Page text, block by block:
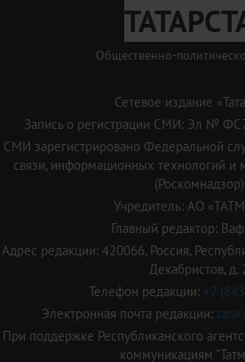
Общественно-
Сетевое издание
Запись о регистрации СМИ: Эл №
СМИ зарегистрировано Федеральной
связи, информационных технологий и
(Роскомнадзор)
Учредитель: АО
Главный редактор:
Адрес редакции: 420066, Россия,
Декабристов, д.
Телефон редакции: +7
Электронная почта редакции:
При поддержке Республиканского
коммуникациям